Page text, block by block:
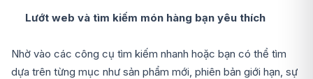
Lướt web và tìm kiếm món hàng bạn yêu thích
Nhờ vào các công cụ tìm kiếm nhanh hoặc bạn có thể tìm
dựa trên từng mục như sản phẩm mới, phiên bản giới hạn, sự